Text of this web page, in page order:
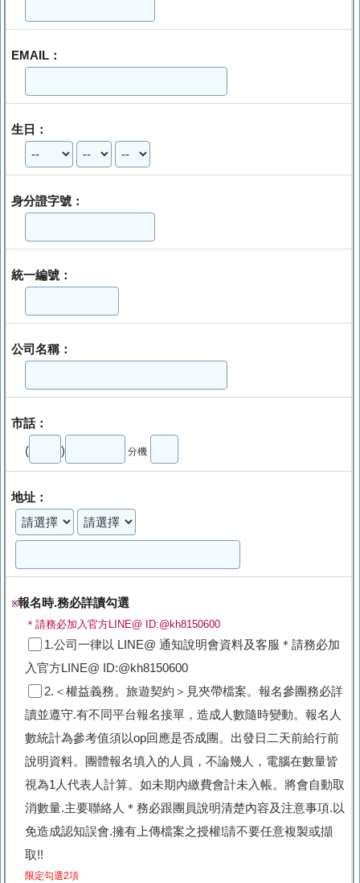
EMAIL：
生日：
身分證字號：
統一編號：
公司名稱：
市話：
( ) 分機
地址：
※報名時.務必詳讀勾選
＊請務必加入官方LINE@ ID:@kh8150600
1.公司一律以 LINE@ 通知說明會資料及客服＊請務必加
入官方LINE@ ID:@kh8150600
2.＜權益義務。旅遊契約＞見夾帶檔案。報名參團務必詳
讀並遵守.有不同平台報名接單，造成人數隨時變動。報名人
數統計為參考值須以op回應是否成團。出發日二天前給行前
說明資料。團體報名填入的人員，不論幾人，電腦在數量皆
視為1人代表人計算。如未期內繳費會計未入帳。將會自動取
消數量.主要聯絡人＊務必跟團員說明清楚內容及注意事項.以
免造成認知誤會.擁有上傳檔案之授權!請不要任意複製或擷
取!!
限定勾選2項